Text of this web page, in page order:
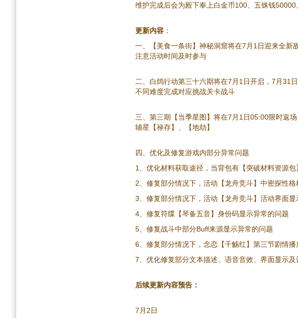
维护完成后会为殿下奉上白金币100、五铢钱50000
更新内容 ：
一、【美食一条街】神秘洞窟将在7月1日迎来全新
注意活动时间及时参与
二、白鸽行动第三十六期将在7月1日开启，7月31
不同难度完成对应挑战关卡战斗
三、第三期【当季星图】将在7月1日05:00限时返
辅星【禄存】、【地劫】
四、优化及修复游戏内部分异常问题
1、优化材料获取途径，当背包有【突破材料资源
2、修复部分情况下，活动【龙舟竞斗】中密探性
3、修复部分情况下，活动【龙舟竞斗】活动界面显
4、修复符牒【琴备五音】身份码显示异常的问题
5、修复战斗中部分Buff来源显示异常的问题
6、修复部分情况下，念恋【千觞红】第三节剧情播
7、优化修复部分文本描述、语音音效、界面显示
后续更新内容预告：
7月2日